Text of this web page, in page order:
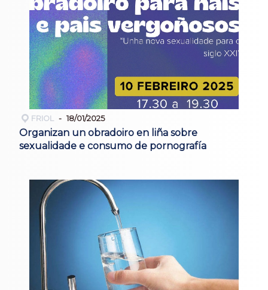
FRIOL 18/01/2025
Organizan un obradoiro en liña sobre
sexualidade e consumo de pornografía